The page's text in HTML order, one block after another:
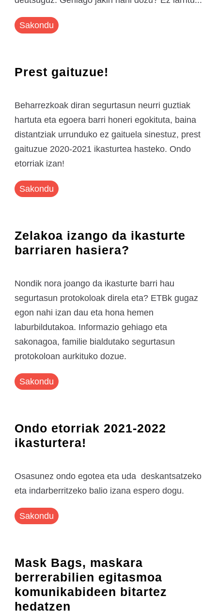
Sakondu
Prest gaituzue!
Beharrezkoak diran segurtasun neurri guztiak
hartuta eta egoera barri honeri egokituta, baina
distantziak urrunduko ez gaituela sinestuz, prest
gaituzue 2020-2021 ikasturtea hasteko. Ondo
etorriak izan!
Sakondu
Zelakoa izango da ikasturte
barriaren hasiera?
Nondik nora joango da ikasturte barri hau
segurtasun protokoloak direla eta? ETBk gugaz
egon nahi izan dau eta hona hemen
laburbildutakoa. Informazio gehiago eta
sakonagoa, familie bialdutako segurtasun
protokoloan aurkituko dozue.
Sakondu
Ondo etorriak 2021-2022
ikasturtera!
Osasunez ondo egotea eta uda deskantsatzeko
eta indarberritzeko balio izana espero dogu.
Sakondu
Mask Bags, maskara
berrerabilien egitasmoa
komunikabideen bitartez
hedatzen